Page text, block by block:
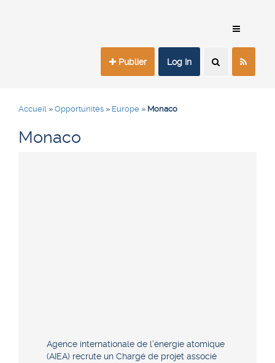
Publier Log In
Accueil » Opportunités » Europe » Monaco
Monaco
Agence internationale de l’énergie atomique
(AIEA) recrute un Chargé de projet associé